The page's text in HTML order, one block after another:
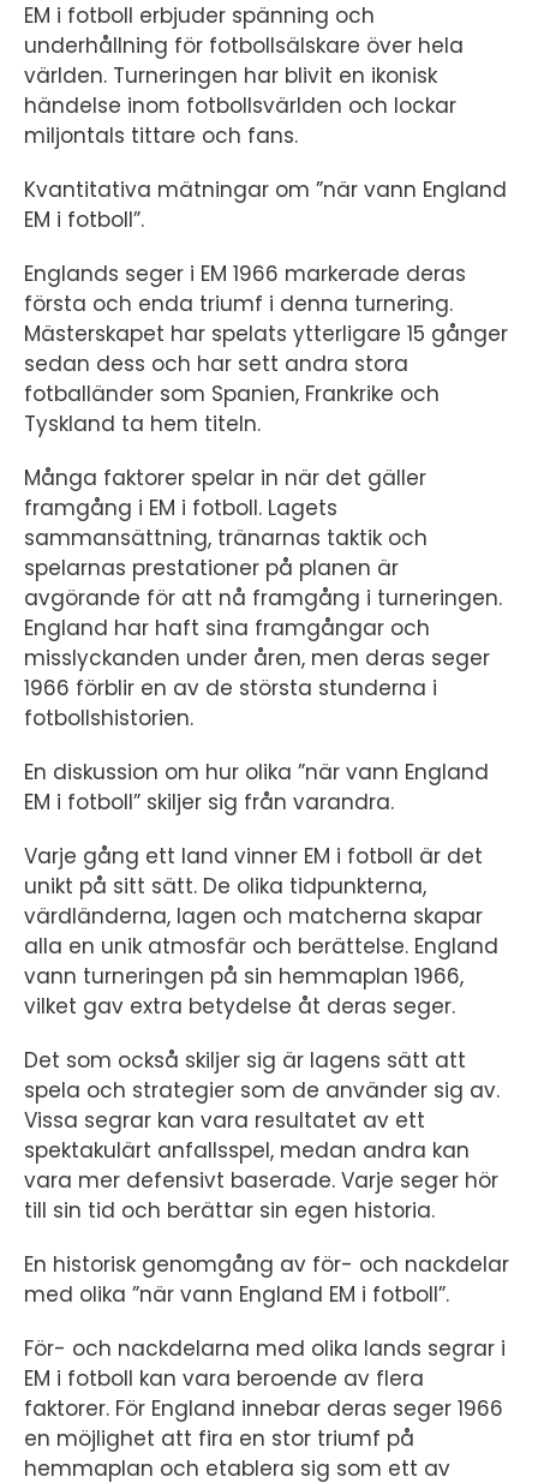
EM i fotboll erbjuder spänning och
underhållning för fotbollsälskare över hela
världen. Turneringen har blivit en ikonisk
händelse inom fotbollsvärlden och lockar
miljontals tittare och fans.
Kvantitativa mätningar om ”när vann England
EM i fotboll”.
Englands seger i EM 1966 markerade deras
första och enda triumf i denna turnering.
Mästerskapet har spelats ytterligare 15 gånger
sedan dess och har sett andra stora
fotballänder som Spanien, Frankrike och
Tyskland ta hem titeln.
Många faktorer spelar in när det gäller
framgång i EM i fotboll. Lagets
sammansättning, tränarnas taktik och
spelarnas prestationer på planen är
avgörande för att nå framgång i turneringen.
England har haft sina framgångar och
misslyckanden under åren, men deras seger
1966 förblir en av de största stunderna i
fotbollshistorien.
En diskussion om hur olika ”när vann England
EM i fotboll” skiljer sig från varandra.
Varje gång ett land vinner EM i fotboll är det
unikt på sitt sätt. De olika tidpunkterna,
värdländerna, lagen och matcherna skapar
alla en unik atmosfär och berättelse. England
vann turneringen på sin hemmaplan 1966,
vilket gav extra betydelse åt deras seger.
Det som också skiljer sig är lagens sätt att
spela och strategier som de använder sig av.
Vissa segrar kan vara resultatet av ett
spektakulärt anfallsspel, medan andra kan
vara mer defensivt baserade. Varje seger hör
till sin tid och berättar sin egen historia.
En historisk genomgång av för- och nackdelar
med olika ”när vann England EM i fotboll”.
För- och nackdelarna med olika lands segrar i
EM i fotboll kan vara beroende av flera
faktorer. För England innebar deras seger 1966
en möjlighet att fira en stor triumf på
hemmaplan och etablera sig som ett av